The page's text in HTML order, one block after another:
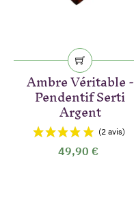
Ambre Véritable -
Pendentif Serti
Argent
49,90 €